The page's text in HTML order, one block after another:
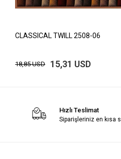
CLASSICAL TWILL 2508-06
18,85 USD 15,31 USD
Hızlı Teslimat
Siparişleriniz en kısa